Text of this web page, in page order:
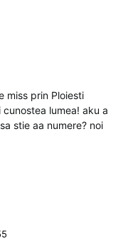
miss prin Ploiesti
lumea! aku a
stie aa numere? noi